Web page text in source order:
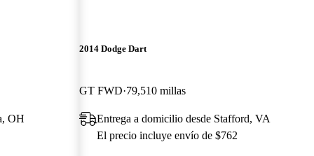
OH
2014 Dodge Dart
GT FWD 79,510 millas
Entrega a domicilio desde Stafford, VA
El precio incluye envío de $762